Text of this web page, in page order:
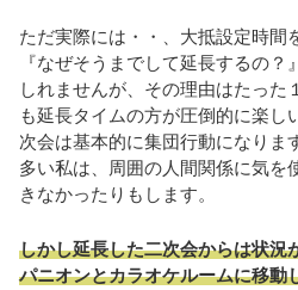
ただ実際には・・、大抵設定時間
『なぜそうまでして延長するの
しれませんが、その理由はたった
も延長タイムの方が圧倒的に楽し
次会は基本的に集団行動になりま
多い私は、周囲の人間関係に気を
きなかったりもします。
しかし延長した二次会からは状況
パニオンとカラオケルームに移動